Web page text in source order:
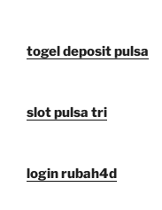
togel deposit pulsa
slot pulsa tri
login rubah4d